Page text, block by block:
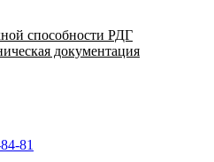
способности РДГ
документация
81